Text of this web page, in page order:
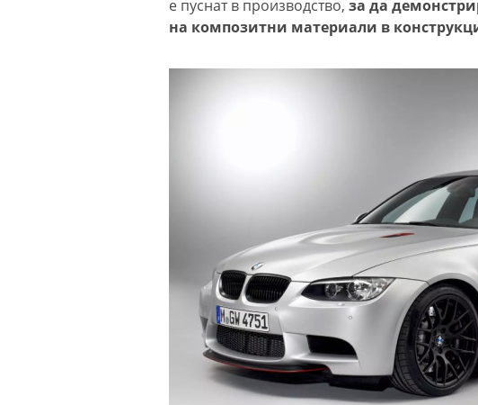
е пуснат в производство, за да
на композитни материали в